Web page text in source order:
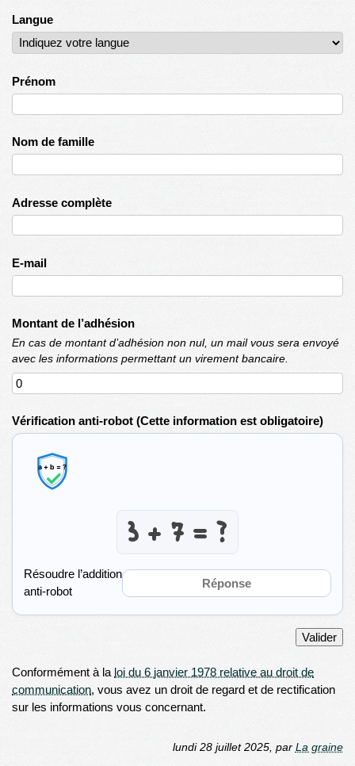
Langue
Prénom
Nom de famille
Adresse complète
E-mail
Montant de l’adhésion
En cas de montant d’adhésion non nul, un mail vous sera envoyé
avec les informations permettant un virement bancaire.
Vérification anti-robot(Cette information est obligatoire)
Résoudre l’addition
anti-robot
Valider
Conformément à la loi du 6 janvier 1978 relative au droit de
communication, vous avez un droit de regard et de rectification
sur les informations vous concernant.
lundi 28 juillet 2025, par La graine